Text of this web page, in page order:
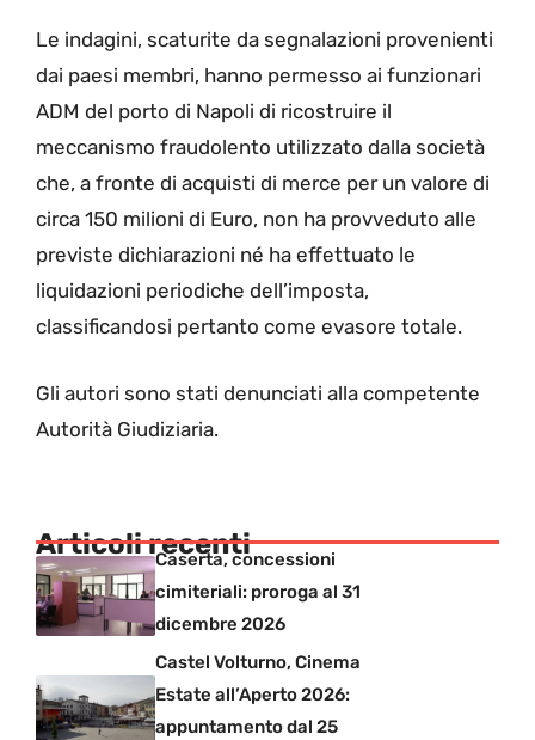
Le indagini, scaturite da segnalazioni provenienti
dai paesi membri, hanno permesso ai funzionari
ADM del porto di Napoli di ricostruire il
meccanismo fraudolento utilizzato dalla società
che, a fronte di acquisti di merce per un valore di
circa 150 milioni di Euro, non ha provveduto alle
previste dichiarazioni né ha effettuato le
liquidazioni periodiche dell’imposta,
classificandosi pertanto come evasore totale.
Gli autori sono stati denunciati alla competente
Autorità Giudiziaria.
Articoli recenti
Caserta, concessioni
cimiteriali: proroga al 31
dicembre 2026
Castel Volturno, Cinema
Estate all’Aperto 2026:
appuntamento dal 25